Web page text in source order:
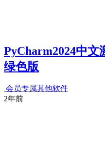
PyCharm2024中文
绿色版
会员专属其他软件
2年前